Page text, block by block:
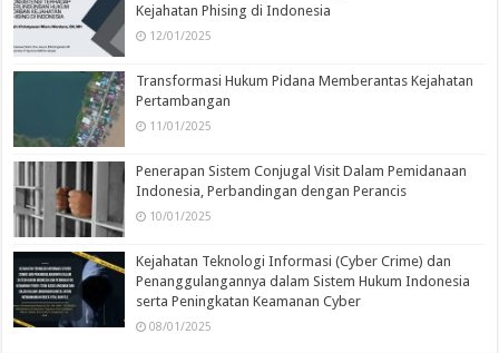
Kejahatan Phising di Indonesia
12/01/2025
Transformasi Hukum Pidana Memberantas Kejahatan
Pertambangan
11/01/2025
Penerapan Sistem Conjugal Visit Dalam Pemidanaan
Indonesia, Perbandingan dengan Perancis
10/01/2025
Kejahatan Teknologi Informasi (Cyber Crime) dan
Penanggulangannya dalam Sistem Hukum Indonesia
serta Peningkatan Keamanan Cyber
08/01/2025